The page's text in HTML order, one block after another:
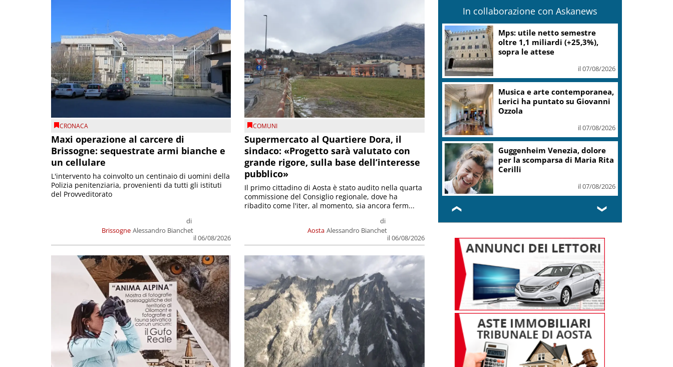
CRONACA
Maxi operazione al carcere di
Brissogne: sequestrate armi bianche e
un cellulare
Brissogne
di
Alessandro Bianchet
il 06/08/2026
L'intervento ha coinvolto un centinaio di uomini della
Polizia penitenziaria, provenienti da tutti gli istituti
del Provveditorato
COMUNI
Supermercato al Quartiere Dora, il
sindaco: «Progetto sarà valutato con
grande rigore, sulla base dell’interesse
pubblico»
Aosta
di
Alessandro Bianchet
il 06/08/2026
Il primo cittadino di Aosta è stato audito nella quarta
commissione del Consiglio regionale, dove ha
ribadito come l'iter, al momento, sia ancora ferm...
In collaborazione con Askanews
Mps: utile netto semestre
oltre 1,1 miliardi (+25,3%),
sopra le attese
il 07/08/2026
Musica e arte contemporanea,
Lerici ha puntato su Giovanni
Ozzola
il 07/08/2026
Guggenheim Venezia, dolore
per la scomparsa di Maria Rita
Cerilli
il 07/08/2026
❮ ❯